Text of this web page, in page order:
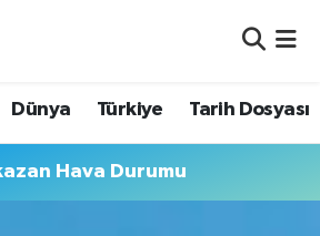
Dünya Türkiye Tarih Dosyası
Hava Durumu